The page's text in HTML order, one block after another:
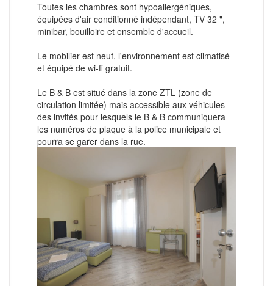
Toutes les chambres sont hypoallergéniques,
équipées d'air conditionné indépendant, TV 32 ",
minibar, bouilloire et ensemble d'accueil.
Le mobilier est neuf, l'environnement est climatisé
et équipé de wi-fi gratuit.
Le B & B est situé dans la zone ZTL (zone de
circulation limitée) mais accessible aux véhicules
des invités pour lesquels le B & B communiquera
les numéros de plaque à la police municipale et
pourra se garer dans la rue.